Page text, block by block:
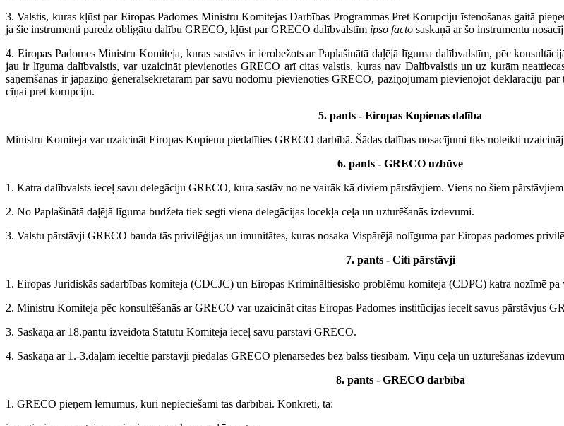
3. Valstis, kuras kļūst par Eiropas Padomes Ministru Komitejas Darbības Programmas Pret Korupciju īstenošanas gaitā
ja šie instrumenti paredz obligātu dalību GRECO, kļūst par GRECO dalībvalstīm ipso facto saskaņā ar šo instrumentu
4. Eiropas Padomes Ministru Komiteja, kuras sastāvs ir ierobežots ar Paplašinātā daļējā līguma dalībvalstīm, pēc
jau ir līguma dalībvalstis, var uzaicināt pievienoties GRECO arī citas valstis, kuras nav Dalībvalstis un uz kurām
saņemšanas ir jāpaziņo ģenerālsekretāram par savu nodomu pievienoties GRECO, paziņojumam pievienojot deklarāciju
cīņai pret korupciju.
5. pants - Eiropas Kopienas dalība
Ministru Komiteja var uzaicināt Eiropas Kopienu piedalīties GRECO darbībā. Šādas dalības nosacījumi tiks noteikti
6. pants - GRECO uzbūve
1. Katra dalībvalsts ieceļ savu delegāciju GRECO, kura sastāv no ne vairāk kā diviem pārstāvjiem. Viens no šiem
2. No Paplašinātā daļējā līguma budžeta tiek segti viena delegācijas locekļa ceļa un uzturēšanās izdevumi.
3. Valstu pārstāvji GRECO bauda tās privilēģijas un imunitātes, kuras nosaka Vispārējā nolīguma par Eiropas padomes
7. pants - Citi pārstāvji
1. Eiropas Juridiskās sadarbības komiteja (CDCJC) un Eiropas Krimināltiesisko problēmu komiteja (CDPC) katra nozīmē
2. Ministru Komiteja pēc konsultēšanās ar GRECO var uzaicināt citas Eiropas Padomes institūcijas iecelt savus pārstāvjus
3. Saskaņā ar 18.pantu izveidotā Statūtu Komiteja ieceļ savu pārstāvi GRECO.
4. Saskaņā ar 1.-3.daļām ieceltie pārstāvji piedalās GRECO plenārsēdēs bez balss tiesībām. Viņu ceļa un uzturēšanās
8. pants - GRECO darbība
1. GRECO pieņem lēmumus, kuri nepieciešami tās darbībai. Konkrēti, tā: